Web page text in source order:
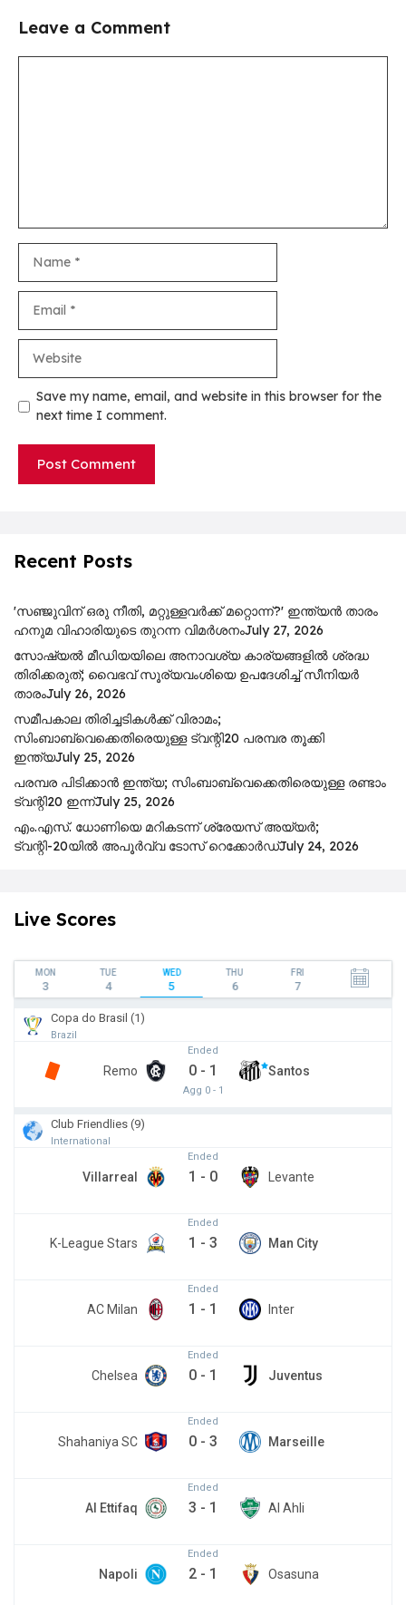
Leave a Comment
Save my name, email, and website in this browser for the
next time I comment.
Recent Posts
'സഞ്ജുവിന് ഒരു നീതി, മറ്റുള്ളവർക്ക് മറ്റൊന്ന്?' ഇന്ത്യൻ താരം
ഹനുമ വിഹാരിയുടെ തുറന്ന വിമർശനംJuly 27, 2026
സോഷ്യൽ മീഡിയയിലെ അനാവശ്യ കാര്യങ്ങളിൽ ശ്രദ്ധ
തിരിക്കരുത്; വൈഭവ് സൂര്യവംശിയെ ഉപദേശിച്ച് സീനിയർ
താരംJuly 26, 2026
സമീപകാല തിരിച്ചടികൾക്ക് വിരാമം;
സിംബാബ്‌വെക്കെതിരെയുള്ള ട്വന്റി20 പരമ്പര തൂക്കി
ഇന്ത്യJuly 25, 2026
പ​ര​മ്പ​ര പി​ടി​ക്കാ​ൻ ഇ​ന്ത്യ; സിം​ബാ​ബ്​‍വെക്കെതിരെയുള്ള ര​ണ്ടാം
ട്വ​ന്റി20 ഇ​ന്ന്July 25, 2026
എം.എസ്. ധോണിയെ മറികടന്ന് ശ്രേയസ് അയ്യർ;
ട്വന്റി-20യിൽ അപൂർവ്വ ടോസ് റെക്കോർഡ്July 24, 2026
Live Scores
MON
3
TUE
4
WED
5
THU
6
FRI
7
Copa do Brasil (1)
Brazil
Remo
Ended
0 - 1
Agg 0 - 1
Santos
Club Friendlies (9)
International
Villarreal
Ended
1 - 0 Levante
K-League Stars
Ended
1 - 3 Man City
AC Milan
Ended
1 - 1 Inter
Chelsea
Ended
0 - 1 Juventus
Shahaniya SC
Ended
0 - 3 Marseille
Al Ettifaq
Ended
3 - 1 Al Ahli
Napoli
Ended
2 - 1 Osasuna